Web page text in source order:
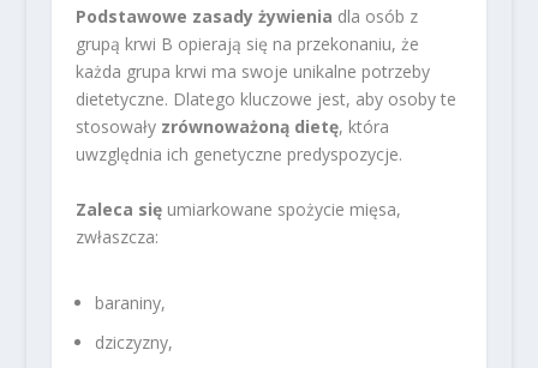
Podstawowe zasady żywienia dla osób z
grupą krwi B opierają się na przekonaniu, że
każda grupa krwi ma swoje unikalne potrzeby
dietetyczne. Dlatego kluczowe jest, aby osoby te
stosowały zrównoważoną dietę, która
uwzględnia ich genetyczne predyspozycje.
Zaleca sięumiarkowane spożycie mięsa,
zwłaszcza:
baraniny,
dziczyzny,